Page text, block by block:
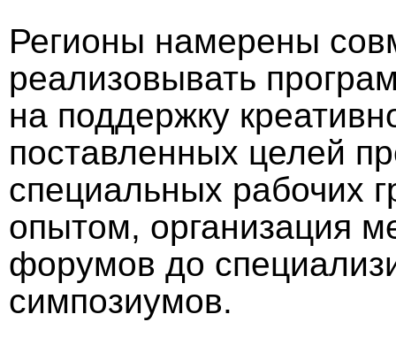
Регионы намерены
реализовывать
на поддержку
поставленных целей
специальных рабочих
опытом, организация
форумов до
симпозиумов.